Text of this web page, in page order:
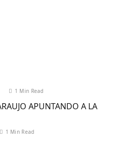
1 Min Read
APUNTANDO A LA
1 Min Read